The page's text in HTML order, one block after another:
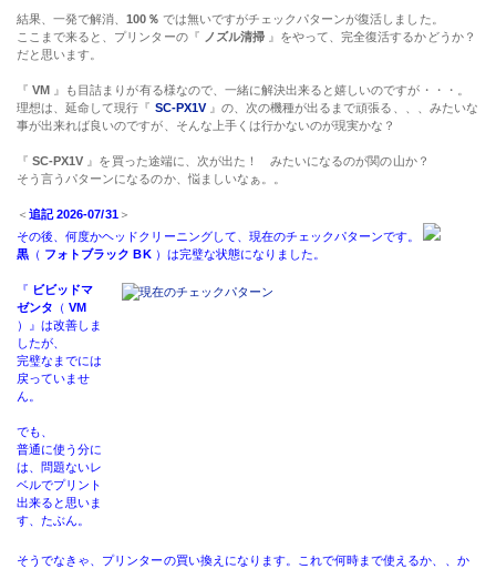
結果、一発で解消、100％ では無いですがチェックパターンが復活しました。
ここまで来ると、プリンターの『 ノズル清掃』をやって、完全復活するかどうか？
だと思います。
『VM 』も目詰まりが有る様なので、一緒に解決出来ると嬉しいのですが・・・。
理想は、延命して現行『 SC-PX1V』の、次の機種が出るまで頑張る、、、みたいな
事が出来れば良いのですが、そんな上手くは行かないのが現実かな？
『SC-PX1V 』を買った途端に、次が出た！ みたいになるのが関の山か？
そう言うパターンになるのか、悩ましいなぁ。。
＜追記 2026-07/31＞
その後、何度かヘッドクリーニングして、現在のチェックパターンです。
黒 （ フォトブラック BK）は完璧な状態になりました。
『 ビビッドマ
ゼンタ （VM
）』は改善しま
したが、
完璧なまでには
戻っていませ
ん。
でも、
普通に使う分に
は、問題ないレ
ベルでプリント
出来ると思いま
す、たぶん。
そうでなきゃ、プリンターの買い換えになります。これで何時まで使えるか、、か